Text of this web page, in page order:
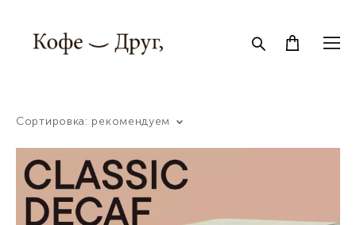
Сортировка: рекомендуем